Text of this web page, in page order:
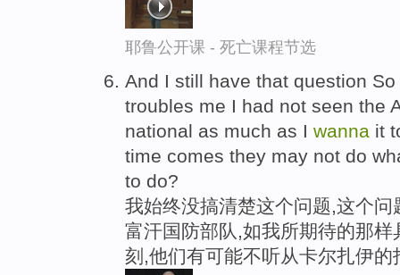
耶鲁公开课 - 死亡课程节选
And I still have that question
troubles me I had not seen the
national as much as I wanna it
time comes they may not do
to do?
我始终没搞清楚这个问题,这个
富汗国防部队,如我所期待的那
刻,他们有可能不听从卡尔扎伊的